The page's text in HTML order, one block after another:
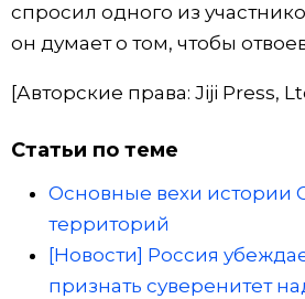
спросил одного из
он думает о том, чтобы
[Авторские права: Jiji Press,
Статьи по теме
Основные вехи истории
территорий
[Новости] Россия
признать суверенитет